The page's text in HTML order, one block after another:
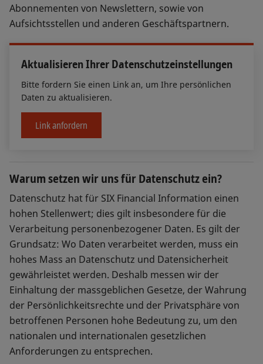
Abonnementen von Newslettern, sowie von
Aufsichtsstellen und anderen Geschäftspartnern.
Aktualisieren Ihrer Datenschutzeinstellungen
Bitte fordern Sie einen Link an, um Ihre persönlichen
Daten zu aktualisieren.
Link anfordern
Warum setzen wir uns für Datenschutz ein?
Datenschutz hat für SIX Financial Information einen
hohen Stellenwert; dies gilt insbesondere für die
Verarbeitung personenbezogener Daten. Es gilt der
Grundsatz: Wo Daten verarbeitet werden, muss ein
hohes Mass an Datenschutz und Datensicherheit
gewährleistet werden. Deshalb messen wir der
Einhaltung der massgeblichen Gesetze, der Wahrung
der Persönlichkeitsrechte und der Privatsphäre von
betroffenen Personen hohe Bedeutung zu, um den
nationalen und internationalen gesetzlichen
Anforderungen zu entsprechen.